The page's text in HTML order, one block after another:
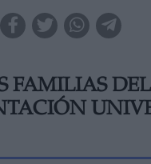
FAMILIAS